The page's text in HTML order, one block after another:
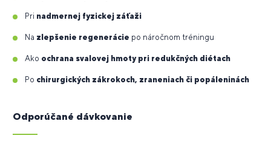
Pri nadmernej fyzickej záťaži
Na zlepšenie regenerácie po náročnom tréningu
Ako ochrana svalovej hmoty pri redukčných diétach
Po chirurgických zákrokoch, zraneniach či popáleninách
Odporúčané dávkovanie